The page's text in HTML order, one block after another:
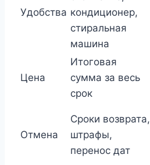
Удобства кондиционер,
стиральная
машина
Цена
Итоговая
сумма за весь
срок
Отмена
Сроки возврата,
штрафы,
перенос дат